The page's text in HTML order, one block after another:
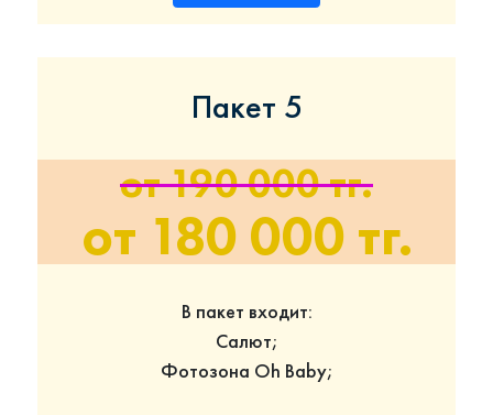
Пакет 5
от 190 000 тг.
от 180 000 тг.
В пакет входит:
Салют;
Фотозона Oh Baby;